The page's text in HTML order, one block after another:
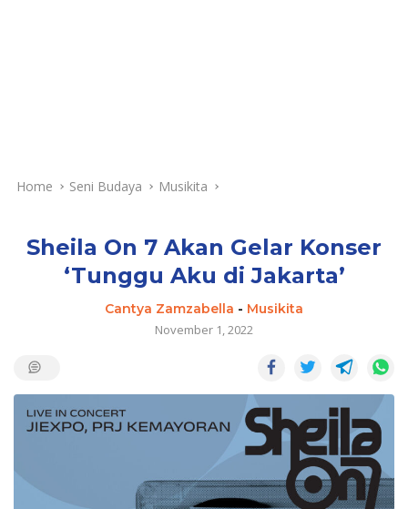
Home Seni Budaya Musikita
Sheila On 7 Akan Gelar Konser
‘Tunggu Aku di Jakarta’
Cantya Zamzabella - Musikita
November 1, 2022